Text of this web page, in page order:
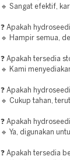
🔹 Sangat efektif,
❓ Apakah
🔹 Hampir semua,
❓ Apakah tersedia
🔹 Kami
❓ Apakah
🔹 Cukup tahan,
❓ Apakah
🔹 Ya, digunakan
❓ Apakah tersedia